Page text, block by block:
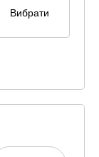
Вибрати